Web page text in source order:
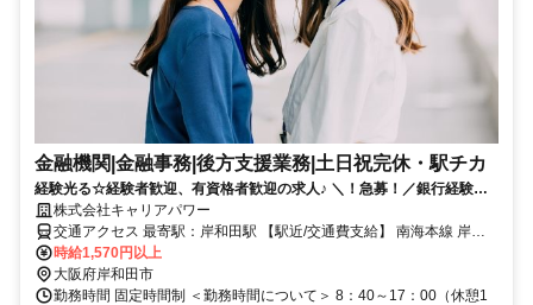
金融機関|金融事務|後方支援業務|土日祝完休・駅チカ
経験光る☆経験者歓迎、有資格者歓迎の求人♪ ＼！急募！／銀行経験活
かして地元でフルタイム勤務◎長期前提◎
株式会社キャリアパワー
交通アクセス 最寄駅：岸和田駅 【駅近/交通費支給】 南海本線 岸和
田駅 徒歩3分 南海本線 和泉大宮駅 バス8分 JR阪和線 東岸和田駅 バス
13分
時給1,570円以上
大阪府岸和田市
勤務時間 固定時間制 ＜勤務時間について＞ 8：40～17：00（休憩1